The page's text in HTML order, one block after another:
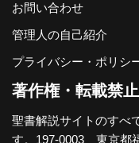
お問い合わせ
管理人の自己紹介
プライバシー・ポリシ
著作権・転載禁止
聖書解説サイトのすべ
す。197-0003 東京都